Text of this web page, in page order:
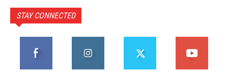
STAY CONNECTED